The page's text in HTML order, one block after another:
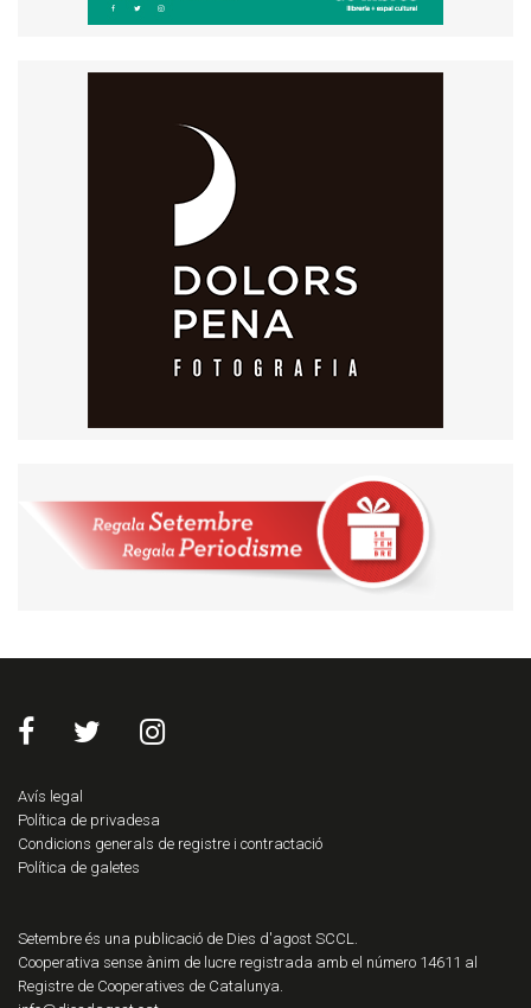
Avís legal
Política de privadesa
Condicions generals de registre i contractació
Política de galetes
Setembre és una publicació de Dies d'agost SCCL.
Cooperativa sense ànim de lucre registrada amb el número 14611 al
Registre de Cooperatives de Catalunya.